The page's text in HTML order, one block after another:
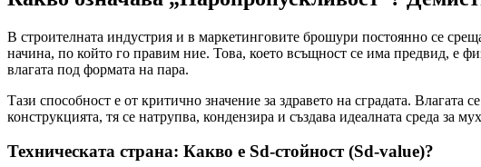
В строителната индустрия и в маркетинговите брошури постоянно се
начина, по който го правим ние. Това, което всъщност се има предвид, е
влагата под формата на пара.
Тази способност е от критично значение за здравето на сградата.
конструкцията, тя се натрупва, кондензира и създава идеалната среда за
Техническата страна: Какво е Sd-стойност (Sd-value)?